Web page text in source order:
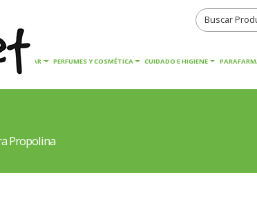
HOGAR PERFUMES Y COSMÉTICA CUIDADO E HIGIENE
Propolina